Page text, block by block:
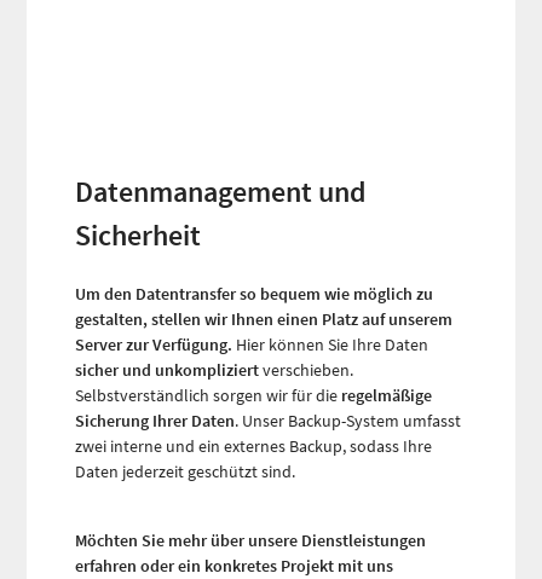
Datenmanagement und
Sicherheit
Um den Datentransfer so bequem wie möglich zu
gestalten, stellen wir Ihnen einen Platz auf unserem
Server zur Verfügung. Hier können Sie Ihre Daten
sicher und unkompliziertverschieben.
Selbstverständlich sorgen wir für die regelmäßige
Sicherung Ihrer Daten. Unser Backup-System umfasst
zwei interne und ein externes Backup, sodass Ihre
Daten jederzeit geschützt sind.
Möchten Sie mehr über unsere Dienstleistungen
erfahren oder ein konkretes Projekt mit uns